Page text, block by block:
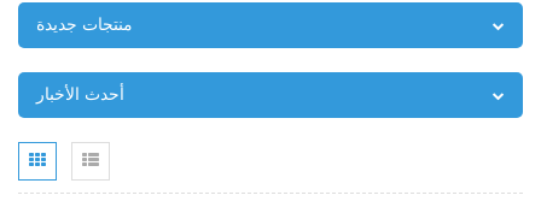
منتجات جديدة
أحدث الأخبار